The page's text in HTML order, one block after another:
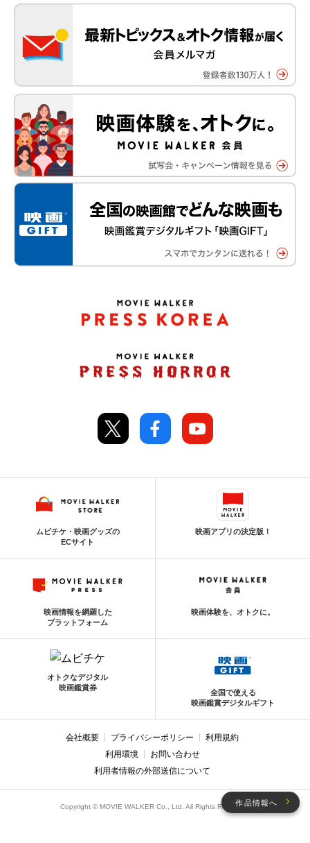
作品情報へ
ムビチケ・映画グッズの
ECサイト
映画アプリの決定版！
映画情報を網羅した
プラットフォーム
映画体験を、オトクに。
オトクなデジタル
映画鑑賞券
全国で使える
映画鑑賞デジタルギフト
会社概要 プライバシーポリシー
利用規約
利用環境
お問い合わせ
利用者情報の外部送信について
Copyright © MOVIE WALKER Co., Ltd. All Rights Reserved.